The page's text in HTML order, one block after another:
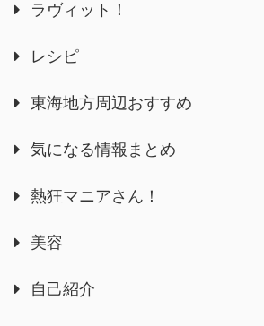
ラヴィット！
レシピ
東海地方周辺おすすめ
気になる情報まとめ
熱狂マニアさん！
美容
自己紹介